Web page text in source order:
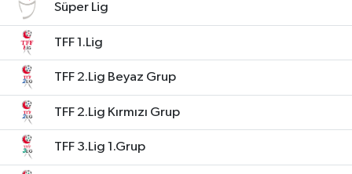
Süper Lig
TFF 1.Lig
TFF 2.Lig Beyaz Grup
TFF 2.Lig Kırmızı Grup
TFF 3.Lig 1.Grup